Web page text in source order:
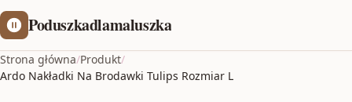
Poduszkadlamaluszka
Strona główna/Produkt/
Ardo Nakładki Na Brodawki Tulips Rozmiar L